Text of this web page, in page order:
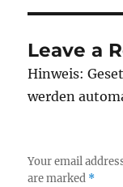
Leave a
Hinweis:
werden
Your email
are marked *